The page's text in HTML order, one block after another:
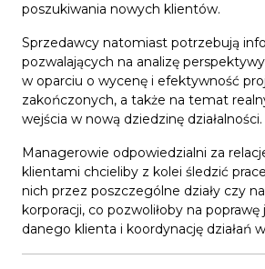
poszukiwania nowych klientów.
Sprzedawcy natomiast potrzebują
pozwalających na analizę
w oparciu o wycenę i efektywność
zakończonych, a także na temat
wejścia w nową dziedzinę działalności.
Managerowie odpowiedzialni za
klientami chcieliby z kolei śledzić
nich przez poszczególne działy czy
korporacji, co pozwoliłoby na poprawę
danego klienta i koordynację działań